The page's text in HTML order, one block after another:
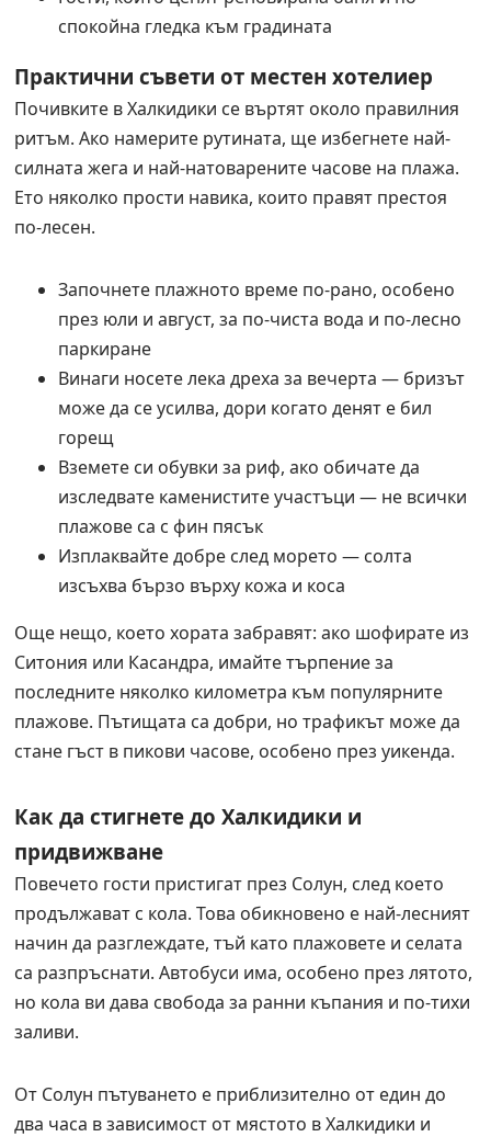
спокойна гледка към градината
Практични съвети от местен хотелиер
Почивките в Халкидики се въртят около правилния
ритъм. Ако намерите рутината, ще избегнете най-
силната жега и най-натоварените часове на плажа.
Ето няколко прости навика, които правят престоя
по-лесен.
Започнете плажното време по-рано, особено
през юли и август, за по-чиста вода и по-лесно
паркиране
Винаги носете лека дреха за вечерта — бризът
може да се усилва, дори когато денят е бил
горещ
Вземете си обувки за риф, ако обичате да
изследвате каменистите участъци — не всички
плажове са с фин пясък
Изплаквайте добре след морето — солта
изсъхва бързо върху кожа и коса
Още нещо, което хората забравят: ако шофирате из
Ситония или Касандра, имайте търпение за
последните няколко километра към популярните
плажове. Пътищата са добри, но трафикът може да
стане гъст в пикови часове, особено през уикенда.
Как да стигнете до Халкидики и
придвижване
Повечето гости пристигат през Солун, след което
продължават с кола. Това обикновено е най-лесният
начин да разглеждате, тъй като плажовете и селата
са разпръснати. Автобуси има, особено през лятото,
но кола ви дава свобода за ранни къпания и по-тихи
заливи.
От Солун пътуването е приблизително от един до
два часа в зависимост от мястото в Халкидики и